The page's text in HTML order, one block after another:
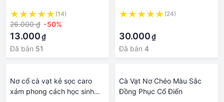
(14)
26.000 ₫ -50%
13.000₫
Đã bán 51
(24)
30.000₫
Đã bán 4
Nơ cổ cà vạt kẻ sọc caro
xám phong cách học sinh
Cà Vạt Nơ Chéo Màu Sắc
Đồng Phục Cổ Điển